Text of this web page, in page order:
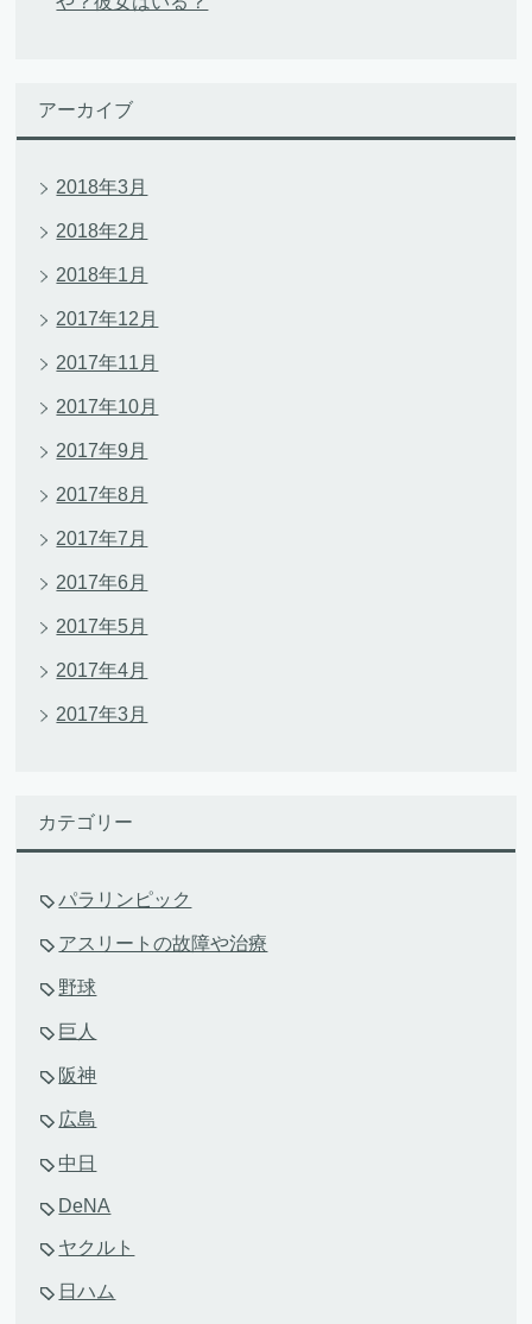
アーカイブ
2018年3月
2018年2月
2018年1月
2017年12月
2017年11月
2017年10月
2017年9月
2017年8月
2017年7月
2017年6月
2017年5月
2017年4月
2017年3月
カテゴリー
パラリンピック
アスリートの故障や治療
野球
巨人
阪神
広島
中日
DeNA
ヤクルト
日ハム